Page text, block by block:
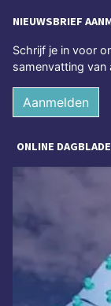
NIEUWSBRIEF
Schrijf je in voor
samenvatting van
Aanmelden
ONLINE